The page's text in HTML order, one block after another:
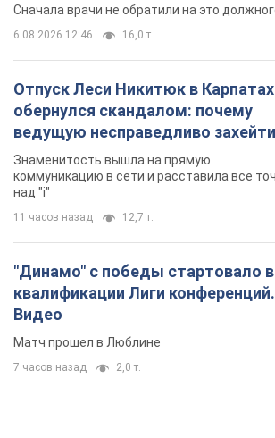
над "i"
11 часов назад 12,7 т.
"Динамо" с победы стартовало в
квалификации Лиги конференций.
Видео
Матч прошел в Люблине
7 часов назад